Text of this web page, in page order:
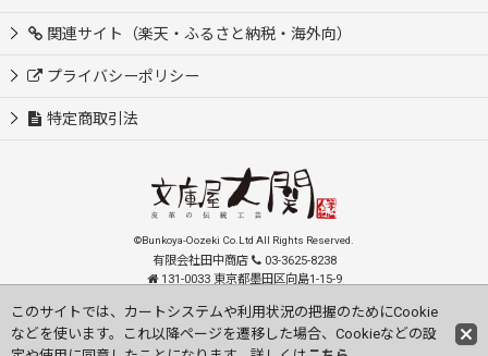
関連サイト（楽天・ふるさと納税・海外向）
プライバシーポリシー
特定商取引法
©Bunkoya-Oozeki Co.Ltd All Rights Reserved.
有限会社田中商店
03-3625-8238
131-0033 東京都墨田区向島1-15-9
Visit our English Store
このサイトでは、カートシステムや利用状況の把握のためにCookie
などを使います。これ以降ページを遷移した場合、Cookieなどの設